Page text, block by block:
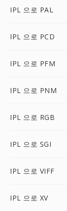
IPL 으로 PAL
IPL 으로 PCD
IPL 으로 PFM
IPL 으로 PNM
IPL 으로 RGB
IPL 으로 SGI
IPL 으로 VIFF
IPL 으로 XV